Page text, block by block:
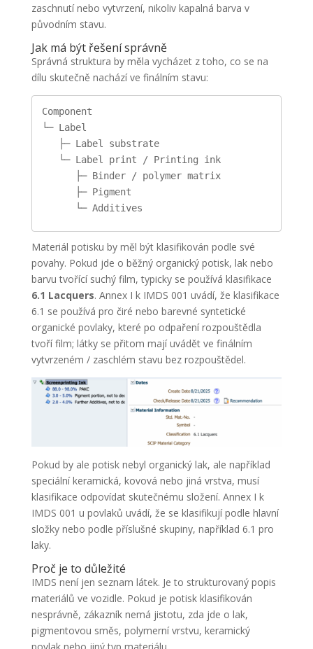
zaschnutí nebo vytvrzení, nikoliv kapalná barva v
původním stavu.
Jak má být řešení správně
Správná struktura by měla vycházet z toho, co se na
dílu skutečně nachází ve finálním stavu:
Component
└─ Label
   ├─ Label substrate
   └─ Label print / Printing ink
      ├─ Binder / polymer matrix
      ├─ Pigment
      └─ Additives
Materiál potisku by měl být klasifikován podle své
povahy. Pokud jde o běžný organický potisk, lak nebo
barvu tvořící suchý film, typicky se používá klasifikace
6.1 Lacquers. Annex I k IMDS 001 uvádí, že klasifikace
6.1 se používá pro čiré nebo barevné syntetické
organické povlaky, které po odpaření rozpouštědla
tvoří film; látky se přitom mají uvádět ve finálním
vytvrzeném / zaschlém stavu bez rozpouštědel.
Pokud by ale potisk nebyl organický lak, ale například
speciální keramická, kovová nebo jiná vrstva, musí
klasifikace odpovídat skutečnému složení. Annex I k
IMDS 001 u povlaků uvádí, že se klasifikují podle hlavní
složky nebo podle příslušné skupiny, například 6.1 pro
laky.
Proč je to důležité
IMDS není jen seznam látek. Je to strukturovaný popis
materiálů ve vozidle. Pokud je potisk klasifikován
nesprávně, zákazník nemá jistotu, zda jde o lak,
pigmentovou směs, polymerní vrstvu, keramický